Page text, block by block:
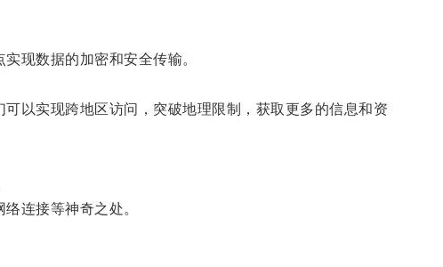
现数据的加密和安全传输。
以实现跨地区访问，突破地理限制，获取更多的信息和资
连接等神奇之处。